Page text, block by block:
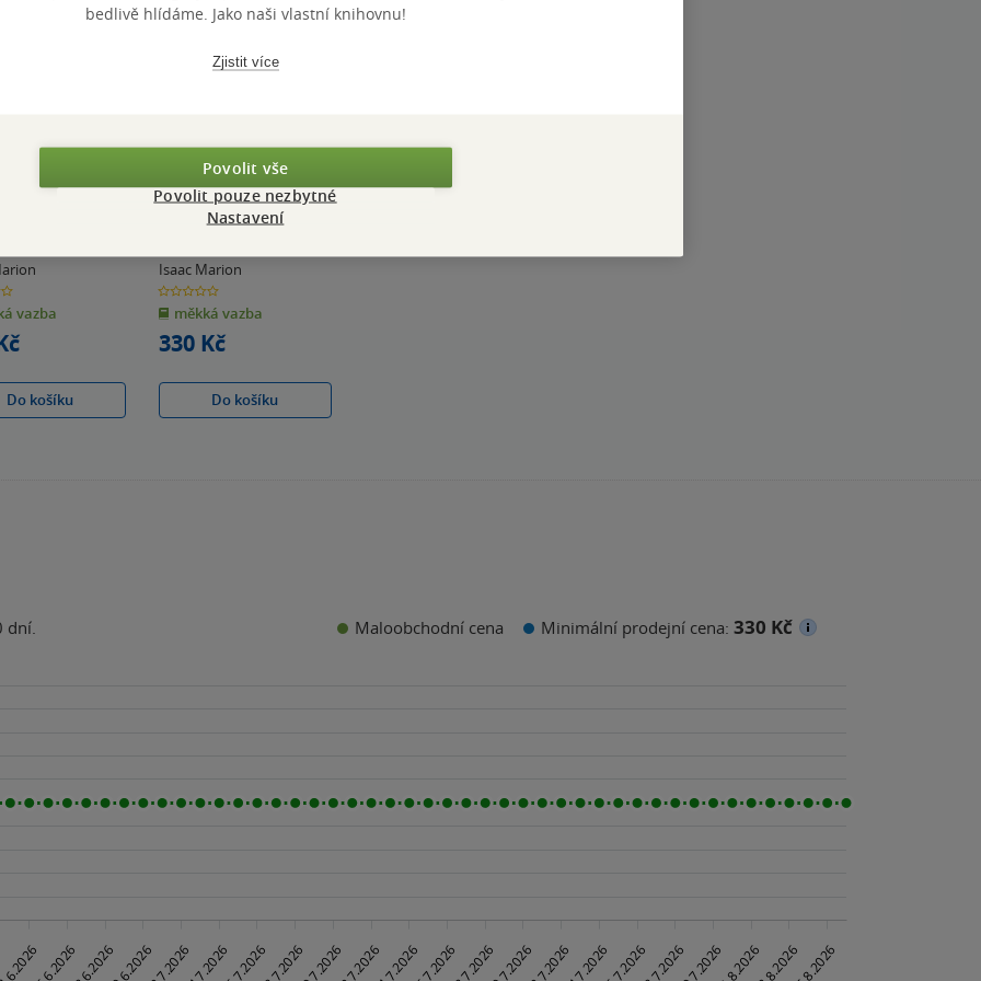
vazba
Do košíku
Burning World (The
Isaac Marion
0.0
z
5
hvězdiček
měkká vazba
330 Kč
Do košíku
dní. Maloobchodní cena Minimální prodejní cena: 330 Kč
bedlivě hlídáme. Jako naši vlastní knihovnu!
Zjistit více
Povolit vše
Povolit pouze nezbytné
Nastavení